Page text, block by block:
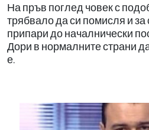
На пръв поглед човек с
трябвало да си помисля и
припари до началнически
Дори в нормалните страни
е.